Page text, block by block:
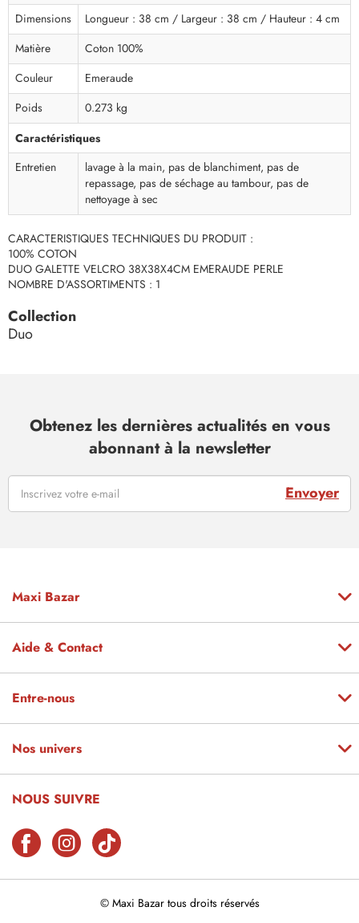
Dimensions
Longueur : 38 cm / Largeur : 38 cm / Hauteur : 4 cm
Matière
Coton 100%
Couleur
Emeraude
Poids
0.273 kg
Caractéristiques
Entretien
lavage à la main, pas de blanchiment, pas de
repassage, pas de séchage au tambour, pas de
nettoyage à sec
CARACTERISTIQUES TECHNIQUES DU PRODUIT :
100% COTON
DUO GALETTE VELCRO 38X38X4CM EMERAUDE PERLE
NOMBRE D'ASSORTIMENTS : 1
Collection
Duo
Obtenez les dernières actualités en vous
abonnant à la newsletter
Envoyer
Maxi Bazar
Aide & Contact
Entre-nous
Nos univers
NOUS SUIVRE
© Maxi Bazar tous droits réservés